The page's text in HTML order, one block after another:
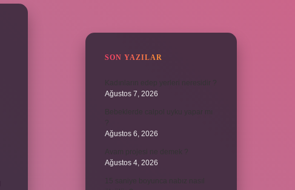
SON YAZILAR
Ağustos 7, 2026
Ağustos 6, 2026
Ağustos 4, 2026